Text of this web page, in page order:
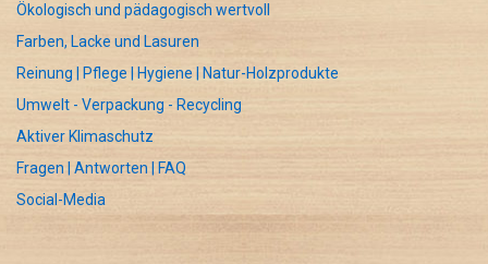
Ökologisch und pädagogisch wertvoll
Farben, Lacke und Lasuren
Reinung | Pflege | Hygiene | Natur-Holzprodukte
Umwelt - Verpackung - Recycling
Aktiver Klimaschutz
Fragen | Antworten | FAQ
Social-Media